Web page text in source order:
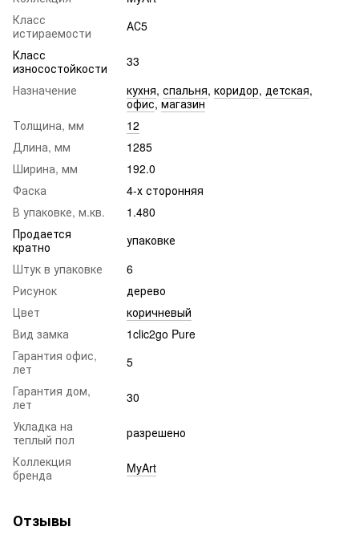
Класс
истираемости
АС5
Класс
износостойкости
33
Назначение
кухня, спальня, коридор, детская,
офис, магазин
Толщина, мм
12
Длина, мм
1285
Ширина, мм
192.0
Фаска
4-х сторонняя
В упаковке, м.кв.
1.480
Продается
кратно
упаковке
Штук в упаковке
6
Рисунок
дерево
Цвет
коричневый
Вид замка
1clic2go Pure
Гарантия офис,
лет
5
Гарантия дом,
лет
30
Укладка на
теплый пол
разрешено
Коллекция
бренда
MyArt
Отзывы